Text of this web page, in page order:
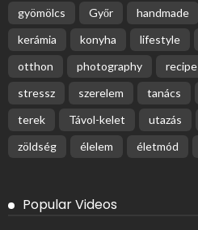
gyömölcs
Győr handmade
kerámia
konyha lifestyle
otthon
photography recipe
stressz
szerelem tanács
terek
Távol-kelet utazás
zöldség
élelem életmód
Popular Videos